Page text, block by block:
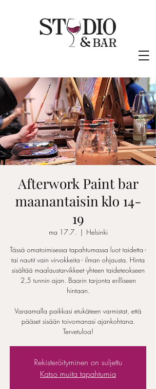
Afterwork Paint bar
maanantaisin klo 14-
19
ma 17.7.
  |
Helsinki
Tässä omatoimisessa tapahtumassa luot taidetta -
tai nautit vain virvokkeita - ilman ohjausta. Hinta
sisältää maalaustarvikkeet yhteen taideteokseen
2,5 tunnin ajan. Baarin tarjonta erilliseen
hintaan.
Varaamalla paikkasi etukäteen varmistat, että
pääset sisään toivomanasi ajankohtana.
Tervetuloa!
Rekisteröityminen on suljettu
Katso muita tapahtumia